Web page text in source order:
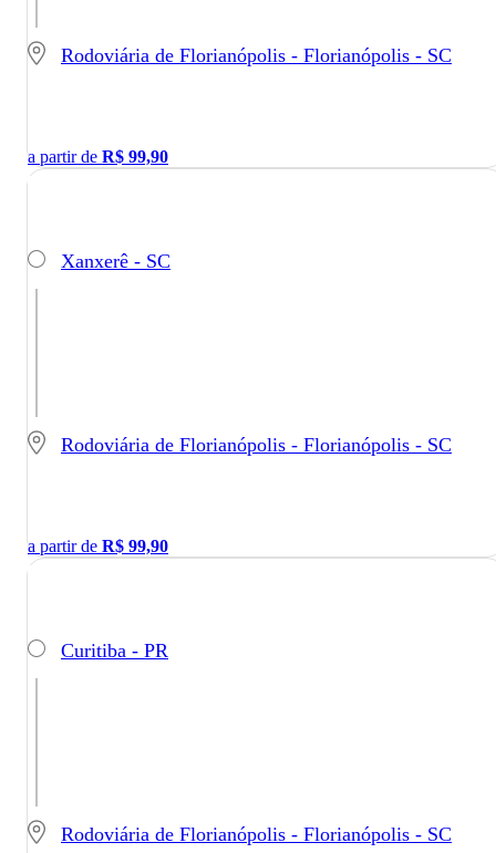
Rodoviária de Florianópolis - Florianópolis - SC
a partir de R$ 99,90
Xanxerê - SC
Rodoviária de Florianópolis - Florianópolis - SC
a partir de R$ 99,90
Curitiba - PR
Rodoviária de Florianópolis - Florianópolis - SC